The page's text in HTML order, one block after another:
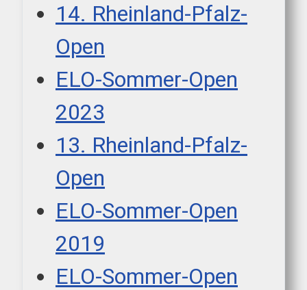
14. Rheinland-Pfalz-
Open
ELO-Sommer-Open
2023
13. Rheinland-Pfalz-
Open
ELO-Sommer-Open
2019
ELO-Sommer-Open